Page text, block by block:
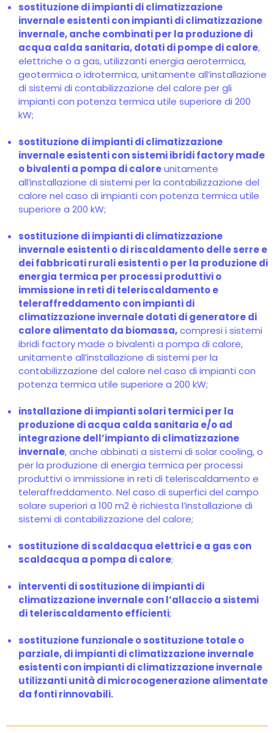
sostituzione di impianti di climatizzazione
invernale esistenti con impianti di climatizzazione
invernale, anche combinati per la produzione di
acqua calda sanitaria, dotati di pompe di calore,
elettriche o a gas, utilizzanti energia aerotermica,
geotermica o idrotermica, unitamente all’installazione
di sistemi di contabilizzazione del calore per gli
impianti con potenza termica utile superiore di 200
kW;
sostituzione di impianti di climatizzazione
invernale esistenti con sistemi ibridi factory made
o bivalenti a pompa di caloreunitamente
all’installazione di sistemi per la contabilizzazione del
calore nel caso di impianti con potenza termica utile
superiore a 200 kW;
sostituzione di impianti di climatizzazione
invernale esistenti o di riscaldamento delle serre e
dei fabbricati rurali esistenti o per la produzione di
energia termica per processi produttivi o
immissione in reti di teleriscaldamento e
teleraffreddamento con impianti di
climatizzazione invernale dotati di generatore di
calore alimentato da biomassa,compresi i sistemi
ibridi factory made o bivalenti a pompa di calore,
unitamente all’installazione di sistemi per la
contabilizzazione del calore nel caso di impianti con
potenza termica utile superiore a 200 kW;
installazione di impianti solari termici per la
produzione di acqua calda sanitaria e/o ad
integrazione dell’impianto di climatizzazione
invernale, anche abbinati a sistemi di solar cooling, o
per la produzione di energia termica per processi
produttivi o immissione in reti di teleriscaldamento e
teleraffreddamento. Nel caso di superfici del campo
solare superiori a 100 m2 è richiesta l’installazione di
sistemi di contabilizzazione del calore;
sostituzione di scaldacqua elettrici e a gas con
scaldacqua a pompa di calore;
interventi di sostituzione di impianti di
climatizzazione invernale con l’allaccio a sistemi
di teleriscaldamento efficienti;
sostituzione funzionale o sostituzione totale o
parziale, di impianti di climatizzazione invernale
esistenti con impianti di climatizzazione invernale
utilizzanti unità di microcogenerazione alimentate
da fonti rinnovabili.